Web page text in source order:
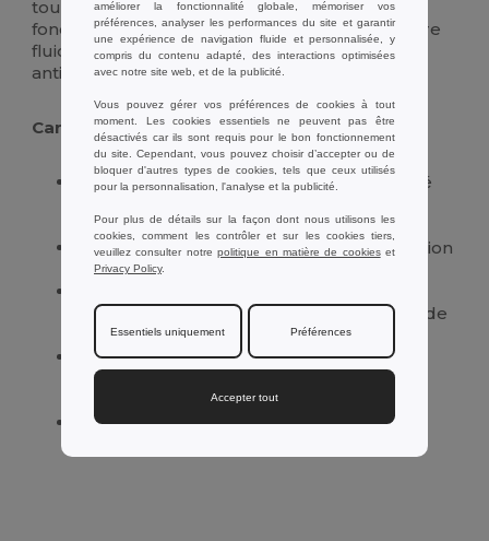
tous ceux qui cherchent à allier style et
fonctionnalité. Faites l'expérience d'une écriture
fluide et sécurisée avec notre crayon
antibactérien.
Caractéristiques :
Fabriqué à partir de bois de haute qualité
l'environnement.
Finition antibactérienne pour une protection
optimale contre les bactéries.
antibactérienne, garantissant sa capacité de
protection.
Design élégant avec une prise en main
confortable, idéal pour une utilisation
Parfait pour une utilisation quotidienne à
améliorer la fonctionnalité globale, mémoriser vos
préférences, analyser les performances du site et garantir
une expérience de navigation fluide et personnalisée, y
compris du contenu adapté, des interactions optimisées
avec notre site web, et de la publicité.
Vous pouvez gérer vos préférences de cookies à tout
moment. Les cookies essentiels ne peuvent pas être
désactivés car ils sont requis pour le bon fonctionnement
du site. Cependant, vous pouvez choisir d’accepter ou de
bloquer d'autres types de cookies, tels que ceux utilisés
pour la personnalisation, l'analyse et la publicité.
Pour plus de détails sur la façon dont nous utilisons les
cookies, comment les contrôler et sur les cookies tiers,
veuillez consulter notrepolitique en matière de cookieset
Privacy Policy.
Essentiels uniquement Préférences
Accepter tout